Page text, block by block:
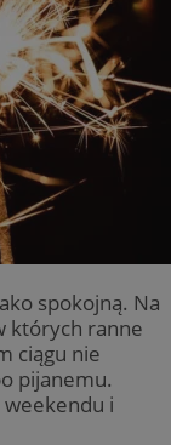
spokojną. Na
których ranne
ciągu nie
pijanemu.
i